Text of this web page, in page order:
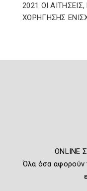
2021 ΟΙ
ΧΟΡΗΓΗΣΗΣ
ONLINE
Όλα όσα αφορούν